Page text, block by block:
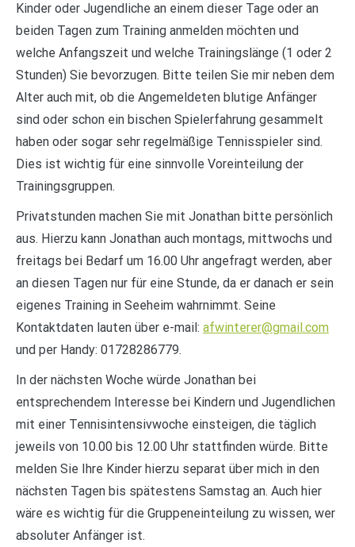
Kinder oder Jugendliche an einem dieser Tage oder an
beiden Tagen zum Training anmelden möchten und
welche Anfangszeit und welche Trainingslänge (1 oder 2
Stunden) Sie bevorzugen. Bitte teilen Sie mir neben dem
Alter auch mit, ob die Angemeldeten blutige Anfänger
sind oder schon ein bischen Spielerfahrung gesammelt
haben oder sogar sehr regelmäßige Tennisspieler sind.
Dies ist wichtig für eine sinnvolle Voreinteilung der
Trainingsgruppen.
Privatstunden machen Sie mit Jonathan bitte persönlich
aus. Hierzu kann Jonathan auch montags, mittwochs und
freitags bei Bedarf um 16.00 Uhr angefragt werden, aber
an diesen Tagen nur für eine Stunde, da er danach er sein
eigenes Training in Seeheim wahrnimmt. Seine
Kontaktdaten lauten über e-mail: afwinterer@gmail.com
und per Handy: 01728286779.
In der nächsten Woche würde Jonathan bei
entsprechendem Interesse bei Kindern und Jugendlichen
mit einer Tennisintensivwoche einsteigen, die täglich
jeweils von 10.00 bis 12.00 Uhr stattfinden würde. Bitte
melden Sie Ihre Kinder hierzu separat über mich in den
nächsten Tagen bis spätestens Samstag an. Auch hier
wäre es wichtig für die Gruppeneinteilung zu wissen, wer
absoluter Anfänger ist.